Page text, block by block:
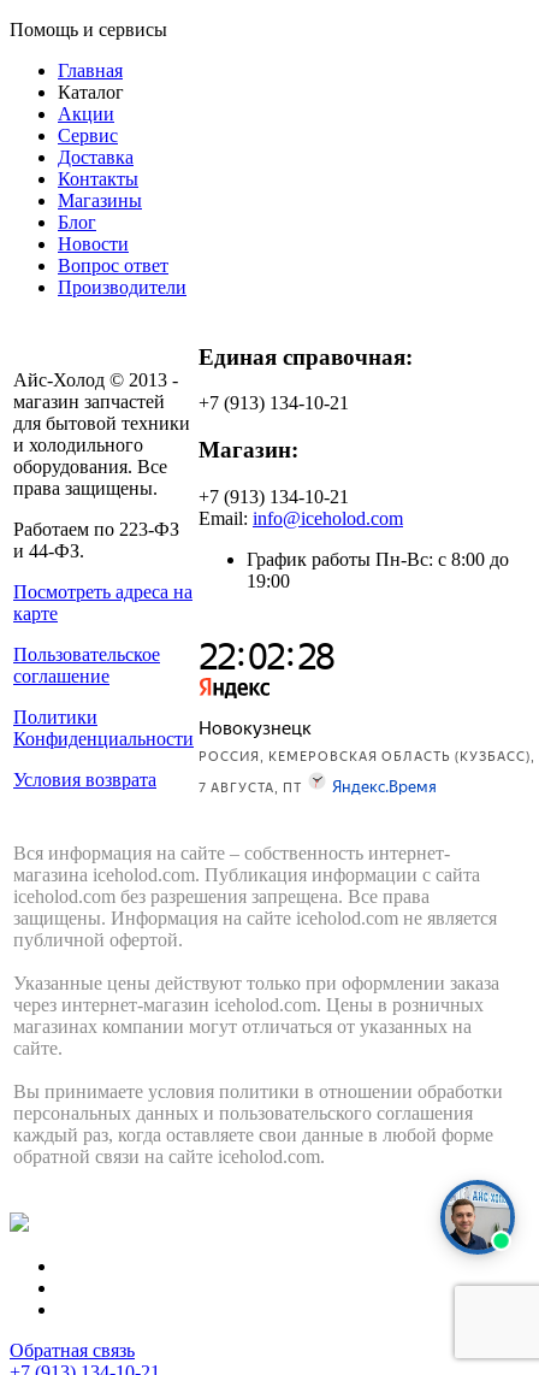
Помощь и сервисы
Главная
Каталог
Акции
Сервис
Доставка
Контакты
Магазины
Блог
Новости
Вопрос ответ
Производители
Айс-Холод © 2013 -
магазин запчастей
для бытовой техники
и холодильного
оборудования. Все
права защищены.
Работаем по 223-ФЗ
и 44-ФЗ.
Посмотреть адреса на
карте
Пользовательское
соглашение
Политики
Конфиденциальности
Условия возврата
Единая справочная:
+7 (913) 134-10-21
Магазин:
+7 (913) 134-10-21
Email: info@iceholod.com
График работы Пн-Вс: с 8:00 до
19:00
Вся информация на сайте – собственность интернет-
магазина iceholod.com. Публикация информации с сайта
iceholod.com без разрешения запрещена. Все права
защищены. Информация на сайте iceholod.com не является
публичной офертой.
Указанные цены действуют только при оформлении заказа
через интернет-магазин iceholod.com. Цены в розничных
магазинах компании могут отличаться от указанных на
сайте.
Вы принимаете условия политики в отношении обработки
персональных данных и пользовательского соглашения
каждый раз, когда оставляете свои данные в любой форме
обратной связи на сайте iceholod.com.
Обратная связь